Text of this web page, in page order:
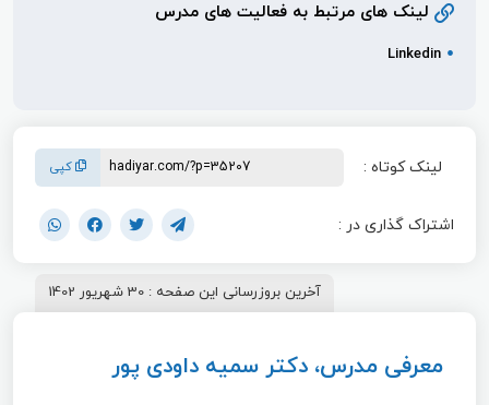
لینک های مرتبط به فعالیت های مدرس
Linkedin
لینک کوتاه : کپی
اشتراک گذاری در :
آخرین بروزرسانی این صفحه : 30 شهریور 1402
معرفی مدرس، دکتر سمیه داودی پور